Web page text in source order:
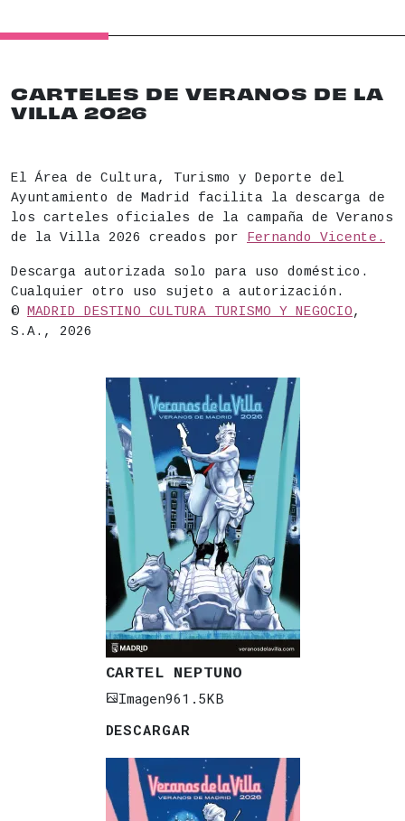
CARTELES DE VERANOS DE LA
VILLA 2026
El Área de Cultura, Turismo y Deporte del
Ayuntamiento de Madrid facilita la descarga de
los carteles oficiales de la campaña de Veranos
de la Villa 2026 creados por Fernando Vicente.
Descarga autorizada solo para uso doméstico.
Cualquier otro uso sujeto a autorización.
© MADRID DESTINO CULTURA TURISMO Y NEGOCIO,
S.A., 2026
CARTEL NEPTUNO
Imagen961.5KB
DESCARGAR